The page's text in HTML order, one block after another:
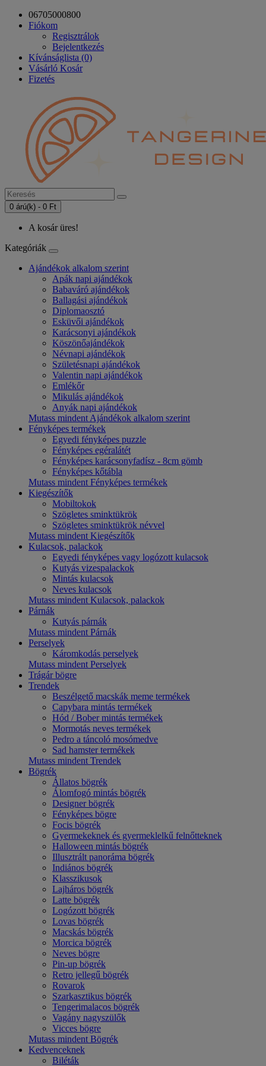
06705000800
Fiókom
Regisztrálok
Bejelentkezés
Kívánságlista (0)
Vásárló Kosár
Fizetés
0 árú(k) - 0 Ft
A kosár üres!
Kategóriák
Ajándékok alkalom szerint
Apák napi ajándékok
Babaváró ajándékok
Ballagási ajándékok
Diplomaosztó
Esküvői ajándékok
Karácsonyi ajándékok
Köszönőajándékok
Névnapi ajándékok
Születésnapi ajándékok
Valentin napi ajándékok
Emlékőr
Mikulás ajándékok
Anyák napi ajándékok
Mutass mindent Ajándékok alkalom szerint
Fényképes termékek
Egyedi fényképes puzzle
Fényképes egéralátét
Fényképes karácsonyfadísz - 8cm gömb
Fényképes kőtábla
Mutass mindent Fényképes termékek
Kiegészítők
Mobiltokok
Szögletes sminktükrök
Szögletes sminktükrök névvel
Mutass mindent Kiegészítők
Kulacsok, palackok
Egyedi fényképes vagy logózott kulacsok
Kutyás vizespalackok
Mintás kulacsok
Neves kulacsok
Mutass mindent Kulacsok, palackok
Párnák
Kutyás párnák
Mutass mindent Párnák
Perselyek
Káromkodás perselyek
Mutass mindent Perselyek
Trágár bögre
Trendek
Beszélgető macskák meme termékek
Capybara mintás termékek
Hód / Bober mintás termékek
Mormotás neves termékek
Pedro a táncoló mosómedve
Sad hamster termékek
Mutass mindent Trendek
Bögrék
Állatos bögrék
Álomfogó mintás bögrék
Designer bögrék
Fényképes bögre
Focis bögrék
Gyermekeknek és gyermeklelkű felnőtteknek
Halloween mintás bögrék
Illusztrált panoráma bögrék
Indiános bögrék
Klasszikusok
Lajháros bögrék
Latte bögrék
Logózott bögrék
Lovas bögrék
Macskás bögrék
Morcica bögrék
Neves bögre
Pin-up bögrék
Retro jellegű bögrék
Rovarok
Szarkasztikus bögrék
Tengerimalacos bögrék
Vagány nagyszülők
Vicces bögre
Mutass mindent Bögrék
Kedvenceknek
Biléták